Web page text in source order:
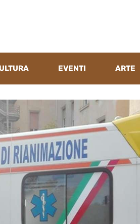
EVENTI ARTE